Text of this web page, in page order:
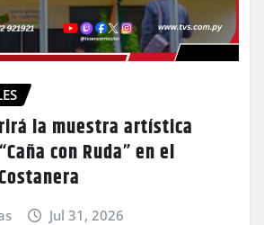
la muestra artística
con Ruda” en el
Jul 31, 2026